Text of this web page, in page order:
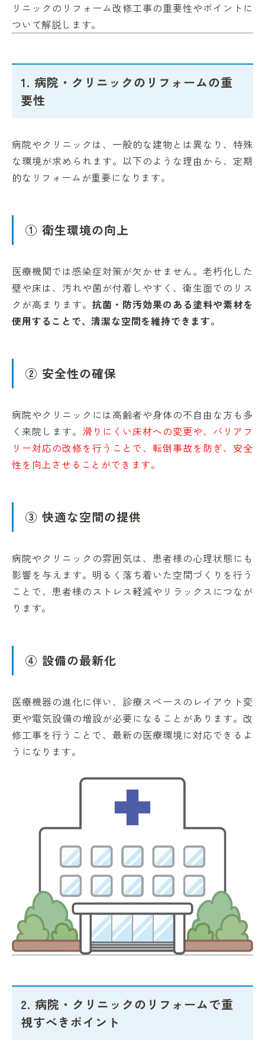
リニックのリフォーム改修工事の重要性やポイントに
ついて解説します。
1. 病院・クリニックのリフォームの重
要性
病院やクリニックは、一般的な建物とは異なり、特殊
な環境が求められます。以下のような理由から、定期
的なリフォームが重要になります。
① 衛生環境の向上
医療機関では感染症対策が欠かせません。老朽化した
壁や床は、汚れや菌が付着しやすく、衛生面でのリス
クが高まります。抗菌・防汚効果のある塗料や素材を
使用することで、清潔な空間を維持できます。
② 安全性の確保
病院やクリニックには高齢者や身体の不自由な方も多
く来院します。 滑りにくい床材への変更や、バリアフ
リー対応の改修を行うことで、転倒事故を防ぎ、安全
性を向上させることができます。
③ 快適な空間の提供
病院やクリニックの雰囲気は、患者様の心理状態にも
影響を与えます。明るく落ち着いた空間づくりを行う
ことで、患者様のストレス軽減やリラックスにつなが
ります。
④ 設備の最新化
医療機器の進化に伴い、診療スペースのレイアウト変
更や電気設備の増設が必要になることがあります。改
修工事を行うことで、最新の医療環境に対応できるよ
うになります。
2. 病院・クリニックのリフォームで重
視すべきポイント